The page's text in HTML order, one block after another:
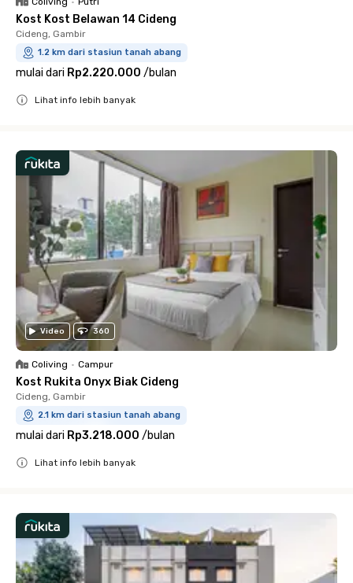
Kost Kost Belawan 14 Cideng
Cideng, Gambir
1.2 km dari stasiun tanah abang
mulai dari Rp2.220.000 /bulan
Lihat info lebih banyak
Video 360
Coliving • Campur
Kost Rukita Onyx Biak Cideng
Cideng, Gambir
2.1 km dari stasiun tanah abang
mulai dari Rp3.218.000 /bulan
Lihat info lebih banyak